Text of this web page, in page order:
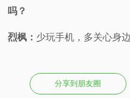
吗？
烈枫： 少玩手机，多关心身
分享到朋友圈